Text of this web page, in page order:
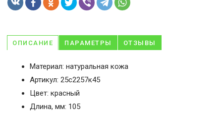
ОПИСАНИЕ ПАРАМЕТРЫ ОТЗЫВЫ
Материал: натуральная кожа
Артикул: 25с2257к45
Цвет: красный
Длина, мм: 105